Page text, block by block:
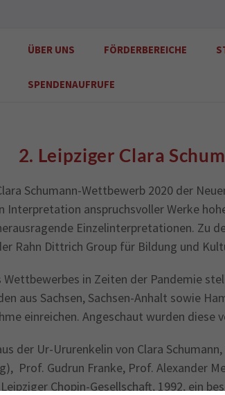
ÜBER UNS FÖRDERBEREICHE
SPENDENAUFRUFE
2. Leipziger Clara
Schumann-Wettbewerb 2020 der
Interpretation anspruchsvoller Werke
Einzelinterpretationen. Zu
Rahn Dittrich Group für Bildung und
Wettbewerbes in Zeiten der Pandemie
aus Sachsen, Sachsen-Anhalt sowie
einreichen. Angeschaut wurden
der Ur-Ururenkelin von Clara
Prof. Gudrun Franke, Prof. Alexander
Chopin-Gesellschaft, 1992, ein